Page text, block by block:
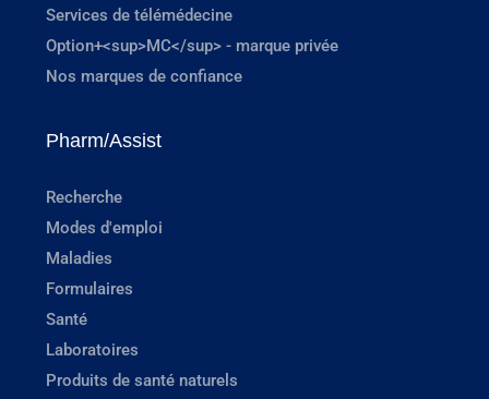
Services de télémédecine
Option+<sup>MC</sup> - marque privée
Nos marques de confiance
Pharm/Assist
Recherche
Modes d'emploi
Maladies
Formulaires
Santé
Laboratoires
Produits de santé naturels